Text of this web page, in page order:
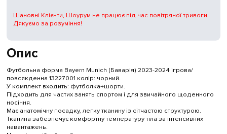
Опис
Футбольна форма Bayern Munich (Баварія) 2023-2024 ігрова/
повсякденна 13227001 колiр: чорний.
У комплект входить: футболка+шорти.
Підходить для частих занять спортом і для звичайного щоденного
носіння.
Має анатомічну посадку, легку тканину із сітчастою структурою.
Тканина забезпечує комфортну температуру тіла за інтенсивних
навантажень.
Шановні Клієнти, Шоурум не працює під час повітряної тривоги.
Дякуємо за розуміння!